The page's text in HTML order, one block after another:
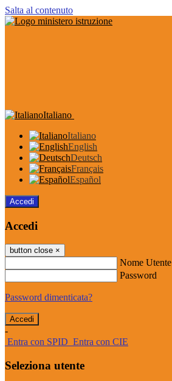
Salta al contenuto
Italiano
Italiano
English
Deutsch
Français
Español
Accedi
Accedi
button close ×
Nome Utente
Password
Password dimenticata?
-
Entra con SPID Entra con CIE
Seleziona utente